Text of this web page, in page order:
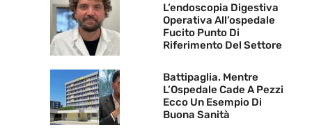
L’endoscopia Digestiva
Operativa All’ospedale
Fucito Punto Di
Riferimento Del Settore
Battipaglia. Mentre
L’Ospedale Cade A Pezzi
Ecco Un Esempio Di
Buona Sanità